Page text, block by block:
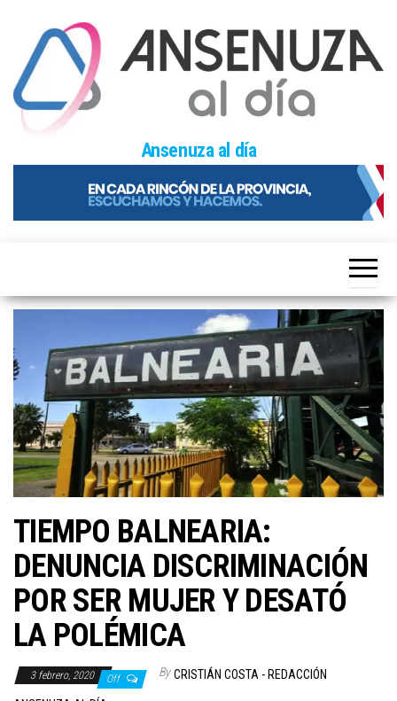
content
Ansenuza al día
TIEMPO BALNEARIA:
DENUNCIA DISCRIMINACIÓN
POR SER MUJER Y DESATÓ
LA POLÉMICA
3 febrero, 2020 Off By CRISTIÁN COSTA - REDACCIÓN